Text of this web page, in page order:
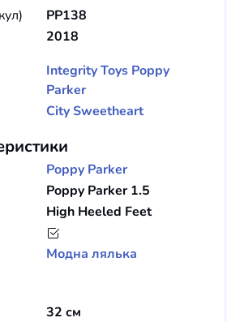
PP138
2018
Integrity Toys Poppy
Parker
City Sweetheart
Poppy Parker
Poppy Parker 1.5
High Heeled Feet
Модна лялька
32 см